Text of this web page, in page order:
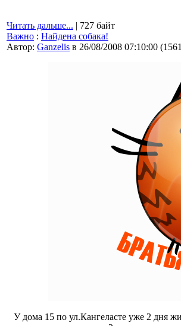
Читать дальше... | 727 байт
Важно : Найдена собака!
Автор: Ganzelis в 26/08/2008 07:10:00 (
У дома 15 по ул.Кангеласте уже 2 дня